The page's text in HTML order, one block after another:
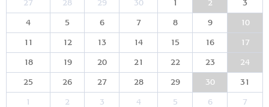
27 28 29 30 1 2 3
4 5 6 7 8 9 10
11 12 13 14 15 16 17
18 19 20 21 22 23 24
25 26 27 28 29 30 31
1 2 3 4 5 6 7